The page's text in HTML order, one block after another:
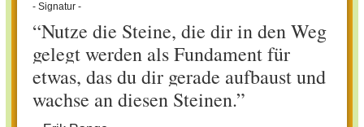
- Signatur -
“Nutze die Steine, die dir in den Weg
gelegt werden als Fundament für
etwas, das du dir gerade aufbaust und
wachse an diesen Steinen.”